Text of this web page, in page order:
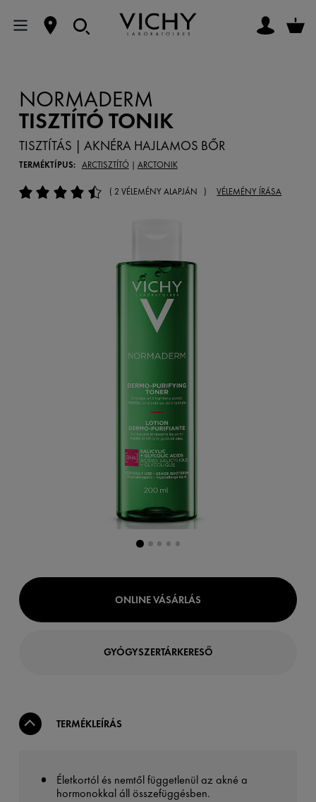
NORMADERM
TISZTÍTÓ TONIK
TISZTÍTÁS | AKNÉRA HAJLAMOS BŐR
TERMÉKTÍPUS: ARCTISZTÍTÓ| ARCTONIK
( 2 VÉLEMÉNY ALAPJÁN ) VÉLEMÉNY ÍRÁSA
ONLINE VÁSÁRLÁS
GYÓGYSZERTÁRKERESŐ
TERMÉKLEÍRÁS
Életkortól és nemtől függetlenül az akné a
hormonokkal áll összefüggésben.